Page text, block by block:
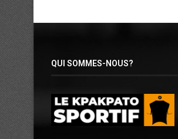
QUI SOMMES-NOUS?